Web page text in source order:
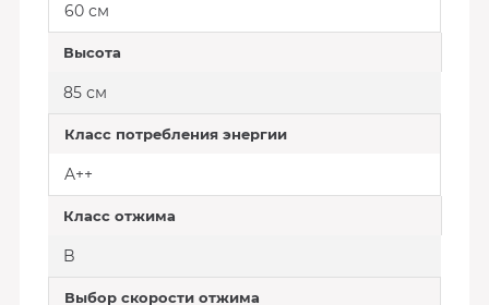
60 см
Высота
85 см
Класс потребления энергии
A++
Класс отжима
B
Выбор скорости отжима